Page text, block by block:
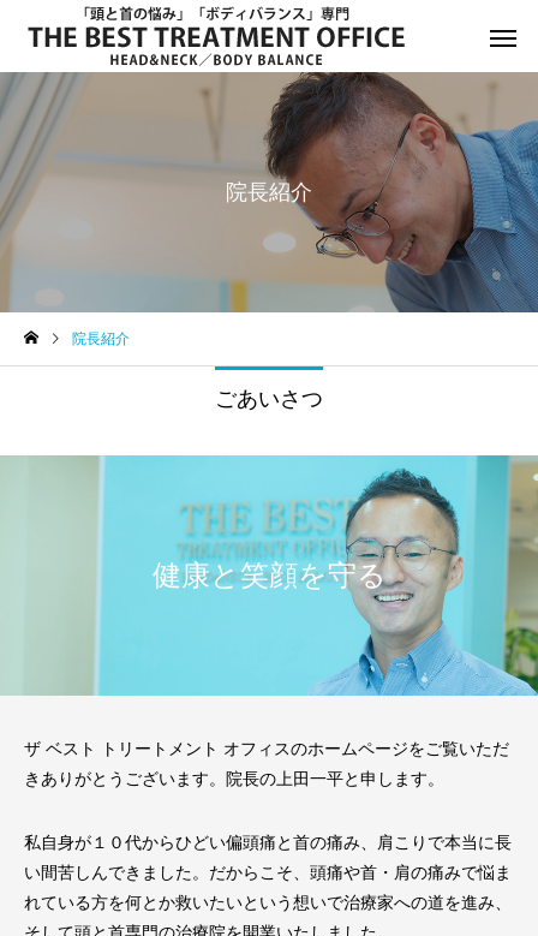
サービスサンプル4 サービスサ
年末年始休診日のお知らせ
お知らせ
8月13日(水)午後休診の
院長紹介
院長紹介
ごあいさつ
健康と笑顔を守る
ザ ベスト トリートメント オフィスのホームページをご覧いただ
きありがとうございます。院長の上田一平と申します。
私自身が１０代からひどい偏頭痛と首の痛み、肩こりで本当に長
い間苦しんできました。だからこそ、頭痛や首・肩の痛みで悩ま
れている方を何とか救いたいという想いで治療家への道を進み、